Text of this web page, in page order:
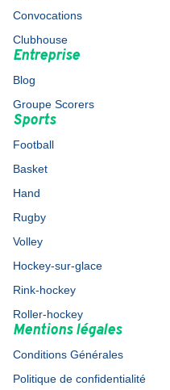
Convocations
Clubhouse
Entreprise
Blog
Groupe Scorers
Sports
Football
Basket
Hand
Rugby
Volley
Hockey-sur-glace
Rink-hockey
Roller-hockey
Mentions légales
Conditions Générales
Politique de confidentialité